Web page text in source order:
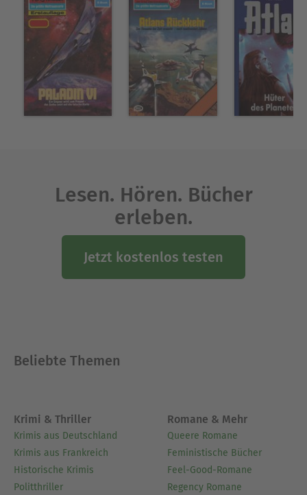
Lesen. Hören. Bücher
erleben.
Jetzt kostenlos testen
Beliebte Themen
Krimi & Thriller
Krimis aus Deutschland
Krimis aus Frankreich
Historische Krimis
Politthriller
Romane & Mehr
Queere Romane
Feministische Bücher
Feel-Good-Romane
Regency Romane